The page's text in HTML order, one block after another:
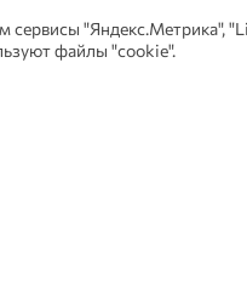
сервисы "Яндекс.Метрика",
файлы "cookie".